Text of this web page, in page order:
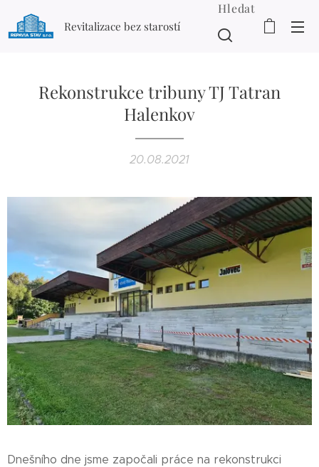
Revitalizace bez starostí
Hledat
Rekonstrukce tribuny TJ Tatran
Halenkov
20.08.2021
Dnešního dne jsme započali práce na rekonstrukci